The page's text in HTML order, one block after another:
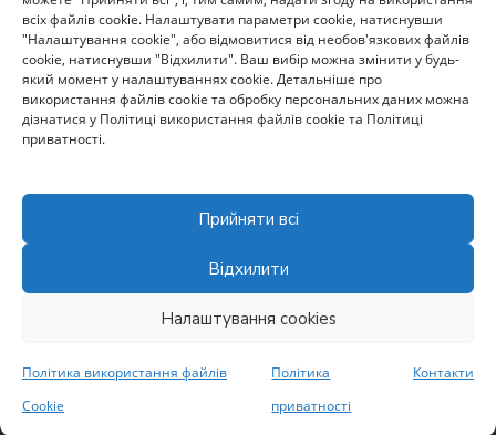
всіх файлів cookie. Налаштувати параметри cookie, натиснувши
"Налаштування cookie", або відмовитися від необов'язкових файлів
cookie, натиснувши "Відхилити". Ваш вибір можна змінити у будь-
який момент у налаштуваннях cookie. Детальніше про
використання файлів cookie та обробку персональних даних можна
дізнатися у Політиці використання файлів cookie та Політиці
приватності.
Прийняти всі
Відхилити
Налаштування cookies
Політика використання файлів
Cookie
Політика
приватності
Контакти
Авторське право належить DarkGuard © 2024 – 2026